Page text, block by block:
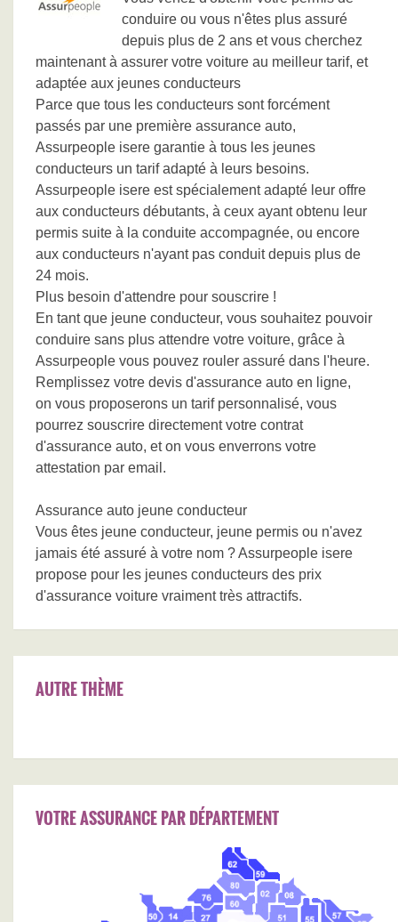
conduire ou vous n'êtes plus assuré
depuis plus de 2 ans et vous cherchez
maintenant à assurer votre voiture au meilleur tarif, et
adaptée aux jeunes conducteurs
Parce que tous les conducteurs sont forcément
passés par une première assurance auto,
Assurpeople isere garantie à tous les jeunes
conducteurs un tarif adapté à leurs besoins.
Assurpeople isere est spécialement adapté leur offre
aux conducteurs débutants, à ceux ayant obtenu leur
permis suite à la conduite accompagnée, ou encore
aux conducteurs n'ayant pas conduit depuis plus de
24 mois.
Plus besoin d'attendre pour souscrire !
En tant que jeune conducteur, vous souhaitez pouvoir
conduire sans plus attendre votre voiture, grâce à
Assurpeople vous pouvez rouler assuré dans l'heure.
Remplissez votre devis d'assurance auto en ligne,
on vous proposerons un tarif personnalisé, vous
pourrez souscrire directement votre contrat
d'assurance auto, et on vous enverrons votre
attestation par email.
Assurance auto jeune conducteur
Vous êtes jeune conducteur, jeune permis ou n'avez
jamais été assuré à votre nom ? Assurpeople isere
propose pour les jeunes conducteurs des prix
d'assurance voiture vraiment très attractifs.
AUTRE THÈME
VOTRE ASSURANCE PAR DÉPARTEMENT